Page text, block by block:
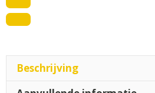
Beschrijving